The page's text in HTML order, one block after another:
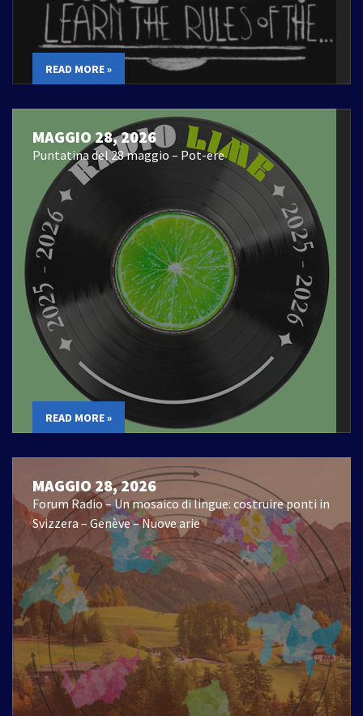
READ MORE »
MAGGIO 28, 2026
Puntatina del 28 maggio – Pot-ere
READ MORE »
MAGGIO 28, 2026
Forum Radio – Un mosaico di lingue: costruire ponti in
Svizzera – Genève – Nuove arie